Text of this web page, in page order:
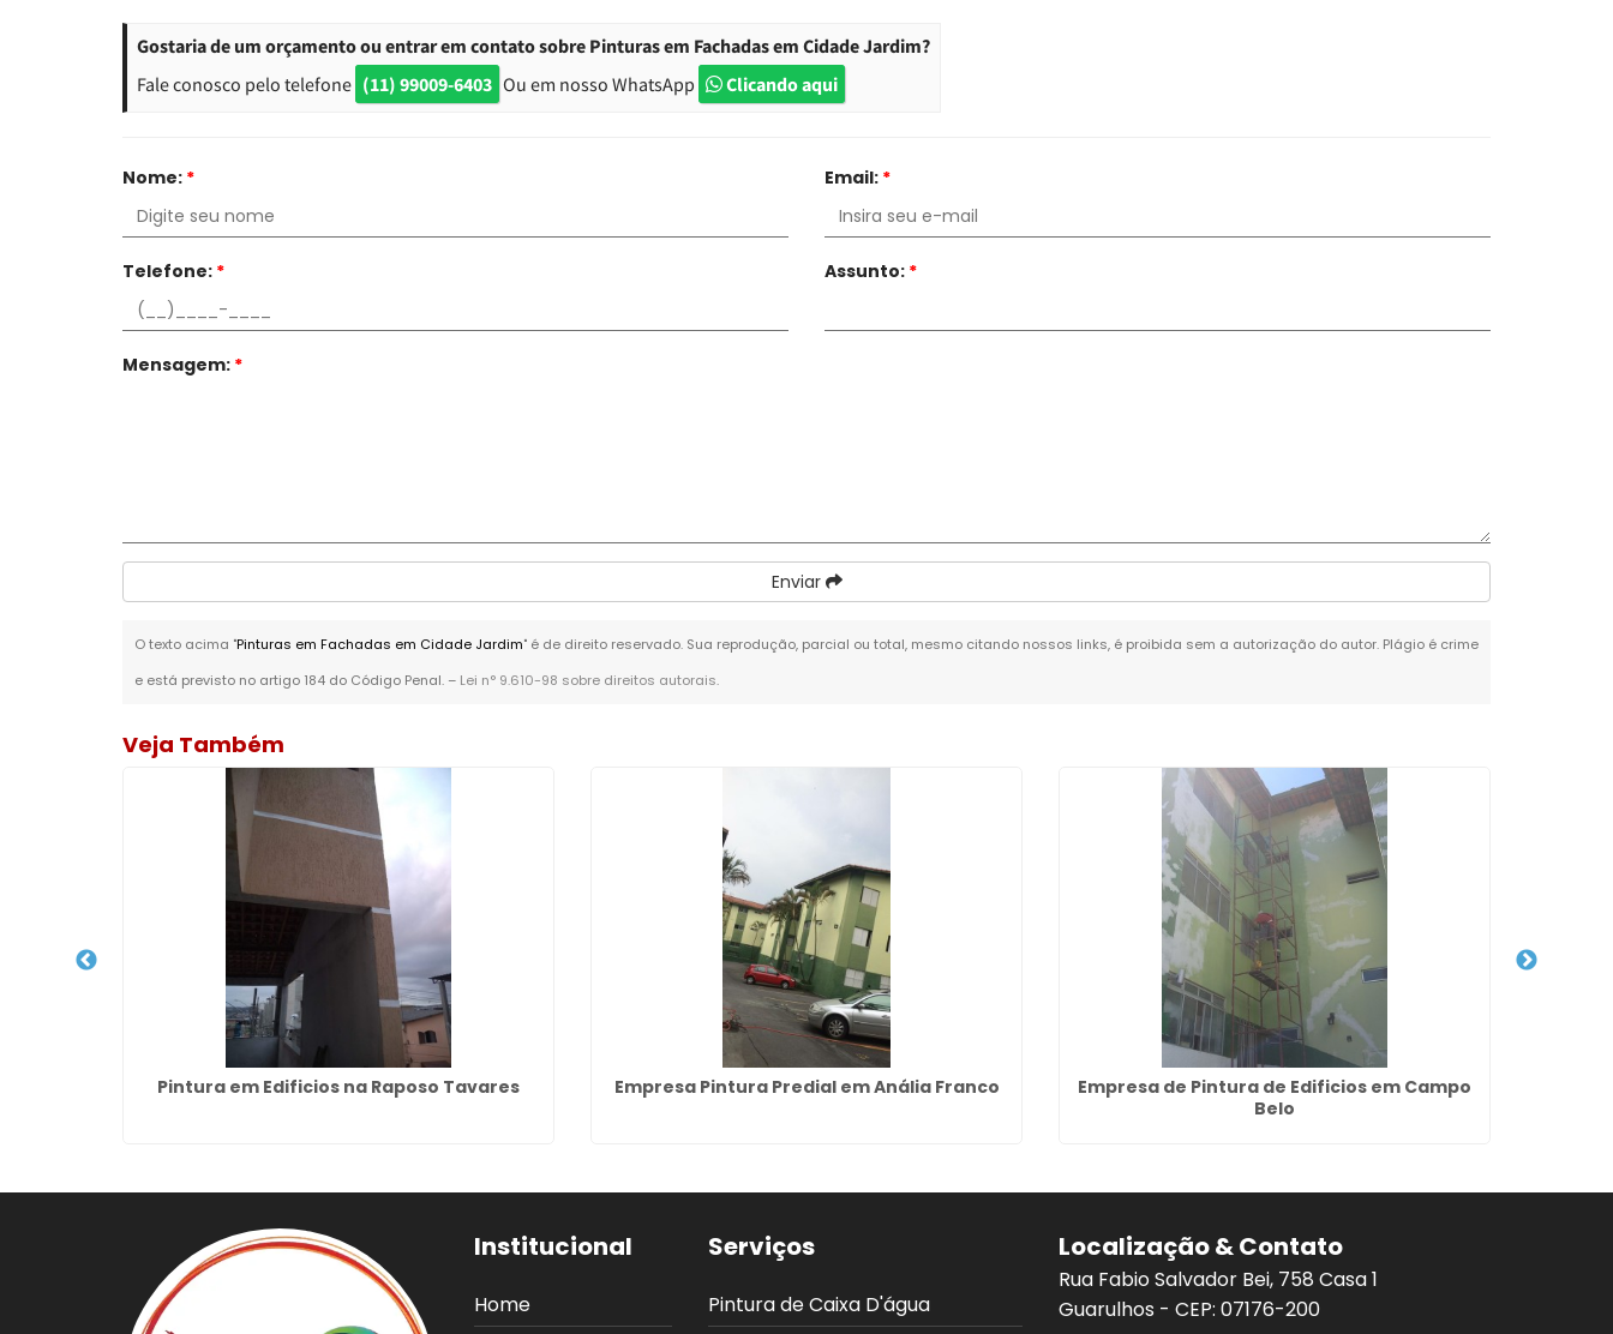
Gostaria de um orçamento ou entrar em contato sobre Pinturas em Fachadas em Cidade Jardim?
Fale conosco pelo telefone (11) 99009-6403 Ou em nosso WhatsApp Clicando aqui
Nome: * Email: *
Telefone: * Assunto: *
Mensagem: *
Enviar
O texto acima "Pinturas em Fachadas em Cidade Jardim" é de direito reservado. Sua reprodução, parcial ou total, mesmo citando nossos links, é proibida sem a autorização do autor. Plágio é crime
e está previsto no artigo 184 do Código Penal. – Lei n° 9.610-98 sobre direitos autorais.
Veja Também
Pintura em Edificios na Raposo Tavares Empresa Pintura Predial em Anália Franco
Empresa de Pintura de Edificios em Campo
Belo
Institucional
Home
Serviços
Pintura de Caixa D'água
Localização & Contato
Rua Fabio Salvador Bei, 758 Casa 1
Guarulhos - CEP: 07176-200